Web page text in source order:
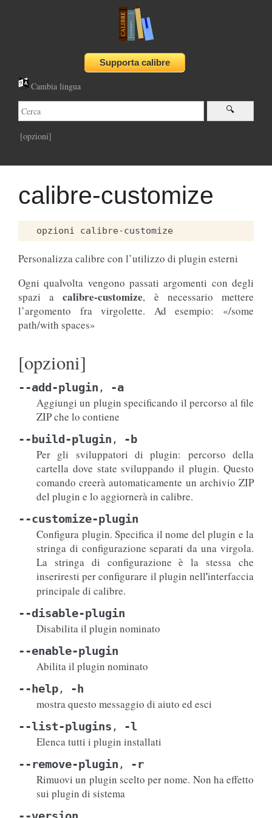
Cambia lingua
[opzioni]
calibre-customize
Personalizza calibre con l’utilizzo di plugin esterni
Ogni qualvolta vengono passati argomenti con degli
spazi acalibre-customize, è necessario mettere
l’argomento fra virgolette. Ad esempio: «/some
path/with spaces»
[opzioni]
--add-plugin , -a
Aggiungi un plugin specificando il percorso al file
ZIP che lo contiene
--build-plugin , -b
Per gli sviluppatori di plugin: percorso della
cartella dove state sviluppando il plugin. Questo
comando creerà automaticamente un archivio ZIP
del plugin e lo aggiornerà in calibre.
--customize-plugin
Configura plugin. Specifica il nome del plugin e la
stringa di configurazione separati da una virgola.
La stringa di configurazione è la stessa che
inseriresti per configurare il plugin nell'interfaccia
principale di calibre.
--disable-plugin
Disabilita il plugin nominato
--enable-plugin
Abilita il plugin nominato
--help , -h
mostra questo messaggio di aiuto ed esci
--list-plugins , -l
Elenca tutti i plugin installati
--remove-plugin , -r
Rimuovi un plugin scelto per nome. Non ha effetto
sui plugin di sistema